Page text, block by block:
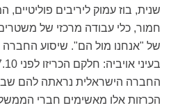
שנית, בוז עמוק ליריבים
חמור, כלי עבודה מרכזי של
של "אנחנו מול הם". שיסוע
החברה הישראלית נראתה להם
הכרזות אלו מאשימים חברי